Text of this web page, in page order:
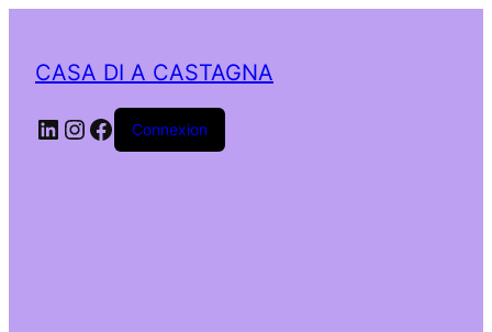
CASA DI A CASTAGNA
LinkedIn
Instagram
Facebook
Connexion